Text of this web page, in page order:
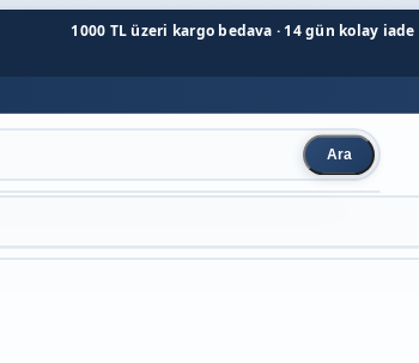
1000 TL üzeri kargo bedava · 14 gün kolay iade
Ara